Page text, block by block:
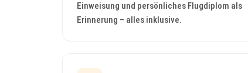
Einweisung und persönliches Flugdiplom als
Erinnerung – alles inklusive.